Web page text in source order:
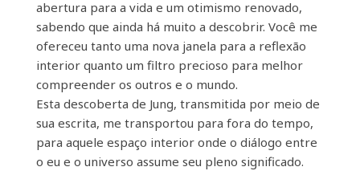
abertura para a vida e um otimismo renovado,
sabendo que ainda há muito a descobrir. Você me
ofereceu tanto uma nova janela para a reflexão
interior quanto um filtro precioso para melhor
compreender os outros e o mundo.
Esta descoberta de Jung, transmitida por meio de
sua escrita, me transportou para fora do tempo,
para aquele espaço interior onde o diálogo entre
o eu e o universo assume seu pleno significado.